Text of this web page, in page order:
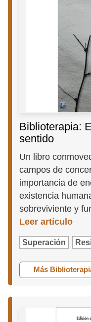
Biblioterapia:
sentido
Un libro
campos de
importancia de
existencia
sobreviviente y
Leer artículo
Superación
Más